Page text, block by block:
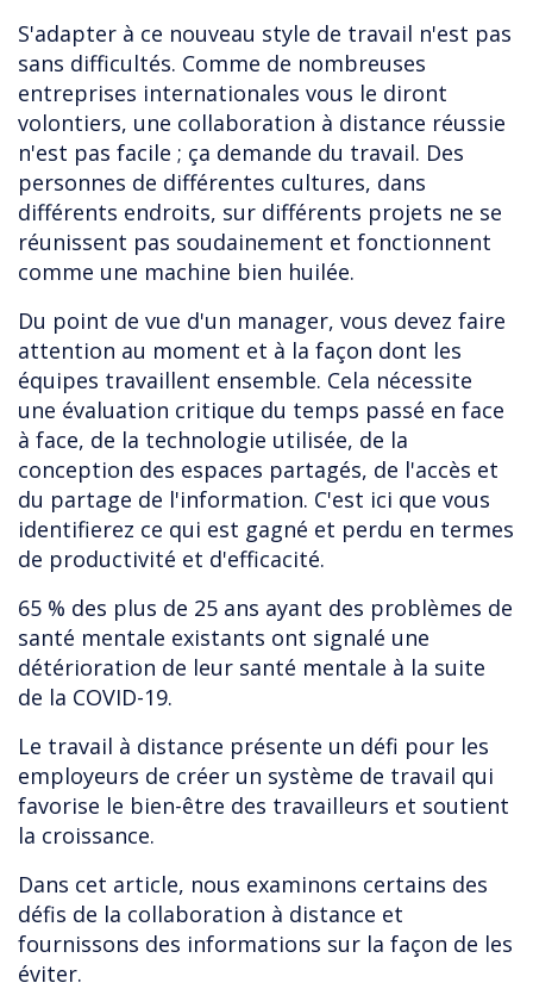
S'adapter à ce nouveau style de travail n'est pas
sans difficultés. Comme de nombreuses
entreprises internationales vous le diront
volontiers, une collaboration à distance réussie
n'est pas facile ; ça demande du travail. Des
personnes de différentes cultures, dans
différents endroits, sur différents projets ne se
réunissent pas soudainement et fonctionnent
comme une machine bien huilée.
Du point de vue d'un manager, vous devez faire
attention au moment et à la façon dont les
équipes travaillent ensemble. Cela nécessite
une évaluation critique du temps passé en face
à face, de la technologie utilisée, de la
conception des espaces partagés, de l'accès et
du partage de l'information. C'est ici que vous
identifierez ce qui est gagné et perdu en termes
de productivité et d'efficacité.
65 % des plus de 25 ans ayant des problèmes de
santé mentale existants ont signalé une
détérioration de leur santé mentale à la suite
de la COVID-19.
Le travail à distance présente un défi pour les
employeurs de créer un système de travail qui
favorise le bien-être des travailleurs et soutient
la croissance.
Dans cet article, nous examinons certains des
défis de la collaboration à distance et
fournissons des informations sur la façon de les
éviter.